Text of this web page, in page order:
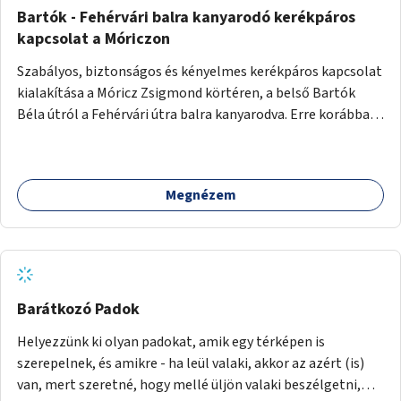
Bartók - Fehérvári balra kanyarodó kerékpáros
kapcsolat a Móriczon
Szabályos, biztonságos és kényelmes kerékpáros kapcsolat
kialakítása a Móricz Zsigmond körtéren, a belső Bartók
Béla útról a Fehérvári útra balra kanyarodva. Erre korábban
Megnézem
Barátkozó Padok
Helyezzünk ki olyan padokat, amik egy térképen is
szerepelnek, és amikre - ha leül valaki, akkor az azért (is)
van, mert szeretné, hogy mellé üljön valaki beszélgetni,